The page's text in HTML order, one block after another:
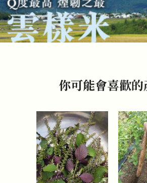
你可能會喜歡